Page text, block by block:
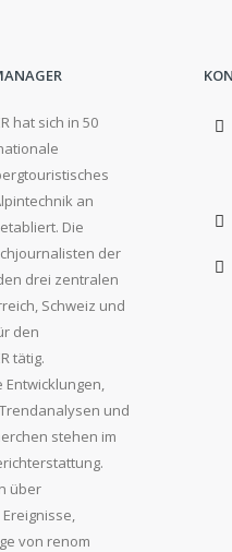
hat sich in 50
an
Die
der
drei zentralen
Schweiz und
den
tätig.
Entwicklungen,
und
stehen im
über
von renom